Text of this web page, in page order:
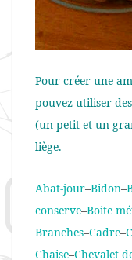
Pour créer une
pouvez utiliser
(un petit et un
liège.
Abat-jour–Bidon–
conserve–Boite
Branches–Cadre–
Chaise–Chevalet